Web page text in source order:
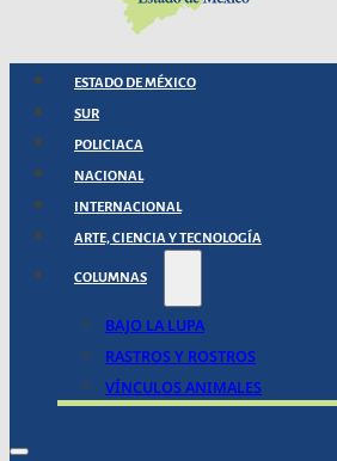
ESTADO DE MÉXICO
SUR
POLICIACA
NACIONAL
INTERNACIONAL
ARTE, CIENCIA Y TECNOLOGÍA
COLUMNAS
BAJO LA LUPA
RASTROS Y ROSTROS
VÍNCULOS ANIMALES